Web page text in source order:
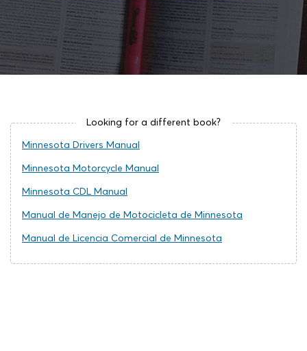
Looking for a different book?
Minnesota Drivers Manual
Minnesota Motorcycle Manual
Minnesota CDL Manual
Manual de Manejo de Motocicleta de Minnesota
Manual de Licencia Comercial de Minnesota